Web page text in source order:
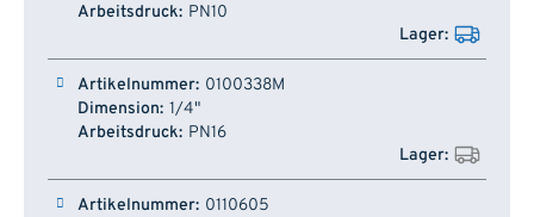
PN10
0100338M
1/4"
PN16
0110605